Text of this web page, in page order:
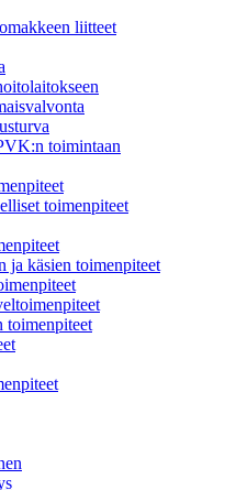
liitteet
toimintaan
toimenpiteet
ja käsien toimenpiteet
toimenpiteet